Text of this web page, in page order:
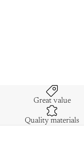
Great value
Quality materials